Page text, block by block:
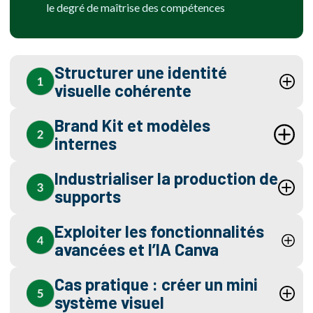
le degré de maîtrise des compétences
Structurer une identité
visuelle cohérente
Brand Kit et modèles
internes
Industrialiser la production de
supports
Exploiter les fonctionnalités
avancées et l’IA Canva
Cas pratique : créer un mini
système visuel